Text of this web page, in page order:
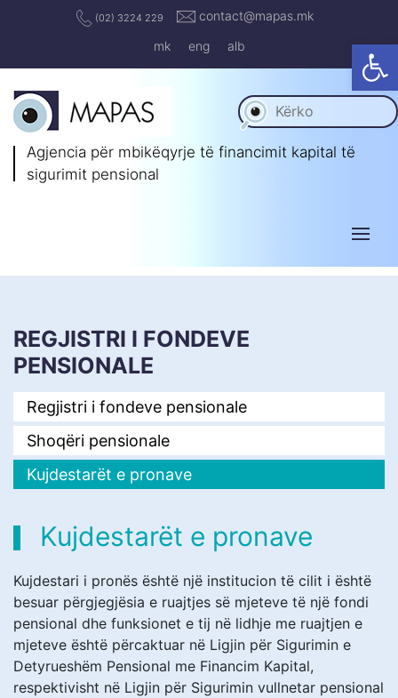
(02) 3224 229
contact@mapas.mk
mk
eng alb
Agjencia për mbikëqyrje të financimit kapital të
sigurimit pensional
REGJISTRI I FONDEVE
PENSIONALE
Regjistri i fondeve pensionale
Shoqëri pensionale
Kujdestarët e pronave
Kujdestarët e pronave
Kujdestari i pronës është një institucion të cilit i është
besuar përgjegjësia e ruajtjes së mjeteve të një fondi
pensional dhe funksionet e tij në lidhje me ruajtjen e
mjeteve është përcaktuar në Ligjin për Sigurimin e
Detyrueshëm Pensional me Financim Kapital,
respektivisht në Ligjin për Sigurimin vullnetar pensional